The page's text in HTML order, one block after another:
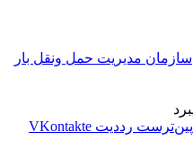
سازمان مدیریت حمل ونقل بار
‫پین‌ترست ‫رددیت ‫VKontakte